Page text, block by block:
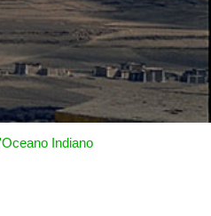
Indiano